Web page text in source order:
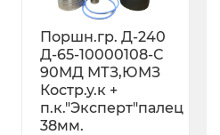
Поршн.гр. Д-240
Д-65-10000108-С
90МД МТЗ,ЮМЗ
Костр.у.к +
п.к."Эксперт"палец
38мм.